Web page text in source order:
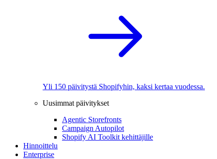
Yli 150 päivitystä Shopifyhin, kaksi kertaa vuodessa.
Uusimmat päivitykset
Agentic Storefronts
Campaign Autopilot
Shopify AI Toolkit kehittäjille
Hinnoittelu
Enterprise